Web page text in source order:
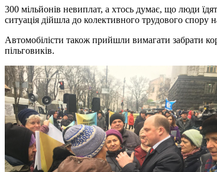
300 мільйонів невиплат, а хтось думає, що люди
ситуація дійшла до колективного трудового спору
Автомобілісти також прийшли вимагати забрати
пільговиків.